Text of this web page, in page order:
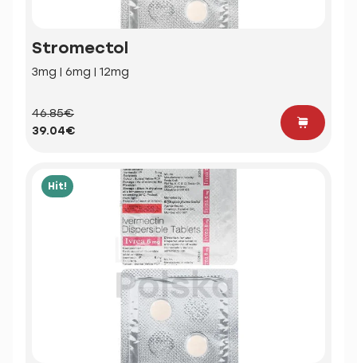
Stromectol
3mg | 6mg | 12mg
46.85€
39.04€
Hit!